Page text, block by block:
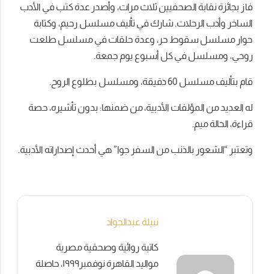
فاز بجائزة نقابة الصحفيين ثلاث مرات، وأصدر عدة كتب في الأدب
الساخر وأدب الرحلات. شارك في تأليف مسلسل رحيم، وكتابة
حوار مسلسل سقوط حر، وعدة حلقات في مسلسل طلعت
روحي، ومسلسل في كل أسبوع يوم جمعة.
قام بتأليف مسلسل 60 دقيقة، ومسلسل بطلوع الروح.
له العديد من المؤلفات الأدبية، من ضمنها: بدون تأشيره، حصة
قراءة، الحالة ميم.
وتعتبر “الشعور بالذنب من السفر جوا” هي أحدث إصداراته الأدبية.
نبيلة عبدالجواد
كاتبة روائية وصحفية مصرية
مواليد القاهرة نوفمبر١٩٩٩، حاصلة